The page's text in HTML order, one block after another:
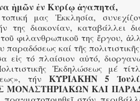
ἡμῶν ἐν Κυρίῳ ἀγαπητά,
μας Ἐκκλησία,
της διακονίαν, καταβάλλει
τοῦ φιλανθρωπικοῦ της ἔργου,
παραδόσεως καί τῆς
εἰς τό πλαίσιον αὐτό,
Ἐκδηλώσεως μέ
τήνΚΥΡΙΑΚΗΝ 5
ΜΟΝΑΣΤΗΡΙΑΚΩΝ ΚΑΙ